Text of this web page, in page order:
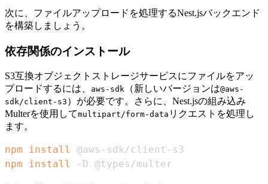
次に、ファイルアップロードを処理するNest.jsバックエンド
を構築しましょう。
依存関係のインストール
S3互換オブジェクトストレージサービスにファイルをアッ
プロードするには、
aws-sdk （新しいバージョンは@aws-
sdk/client-s3 ）が必要です。さらに、Nest.jsの組み込み
Multerを使用してmultipart/form-data リクエストを処理し
ます。
npm install
npm
install -D @types/multer